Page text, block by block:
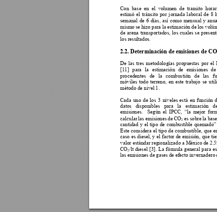
Con base en el volumen de transito
estimó el tránsito por jornada laboral de 8
semanal de 6 días, así como mensual y
mismo se hizo para la estimación de los
de arena transportados, los cuales se
los resultados
2.2. Determinación de emisiones de CO
De las tres metodologías propuestas por el
[11] para la estimación de emisiones de
procedentes de la combustión de las
móviles todo terreno, en este trabajo se
método de nivel 1.
Cada uno de los 3 niveles está en función
datos disponibles para la estimación
emisiones. Según el IPCC, “la mejor
calcular las emisiones de CO2 es sobre la
cantidad y el tipo de combustible quemado”
Este considera el tipo de combustible, que
caso es diesel, y el factor de emisión, que
valor estándar regionalizado a México de
CO2/lt diesel [3]. La fórmula general para
las emisiones de gases de efecto invernadero